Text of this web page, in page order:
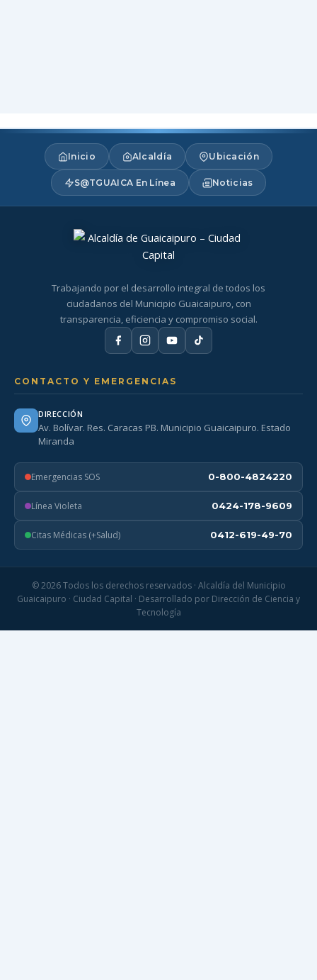
Inicio Alcaldía Ubicación
S@TGUAICA En Línea Noticias
Trabajando por el desarrollo integral de todos los
ciudadanos del Municipio Guaicaipuro, con
transparencia, eficiencia y compromiso social.
CONTACTO Y EMERGENCIAS
DIRECCIÓN
Av. Bolívar. Res. Caracas PB. Municipio Guaicaipuro. Estado
Miranda
Emergencias SOS 0-800-4824220
Línea Violeta 0424-178-9609
Citas Médicas (+Salud) 0412-619-49-70
© 2026 Todos los derechos reservados · Alcaldía del Municipio
Guaicaipuro · Ciudad Capital · Desarrollado por Dirección de Ciencia y
Tecnología